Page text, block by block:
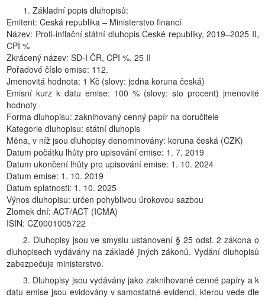
1. Základní popis dluhopisů:
Emitent: Česká republika – Ministerstvo financí
Název: Proti-inflační státní dluhopis České republiky, 2019–2025 II,
CPI %
Zkrácený název: SD-I ČR, CPI %, 25 II
Pořadové číslo emise: 112.
Jmenovitá hodnota: 1 Kč (slovy: jedna koruna česká)
Emisní kurz k datu emise: 100 % (slovy: sto procent) jmenovité
hodnoty
Forma dluhopisu: zaknihovaný cenný papír na doručitele
Kategorie dluhopisu: státní dluhopis
Měna, v níž jsou dluhopisy denominovány: koruna česká (CZK)
Datum počátku lhůty pro upisování emise: 1. 7. 2019
Datum ukončení lhůty pro upisování emise: 1. 10. 2024
Datum emise: 1. 10. 2019
Datum splatnosti: 1. 10. 2025
Výnos dluhopisu: určen pohyblivou úrokovou sazbou
Zlomek dní: ACT/ACT (ICMA)
ISIN: CZ0001005722
2. Dluhopisy jsou ve smyslu ustanovení § 25 odst. 2 zákona o
dluhopisech vydávány na základě jiných zákonů. Vydání dluhopisů
zabezpečuje ministerstvo.
3. Dluhopisy jsou vydávány jako zaknihované cenné papíry a k
datu emise jsou evidovány v samostatné evidenci, kterou vede dle